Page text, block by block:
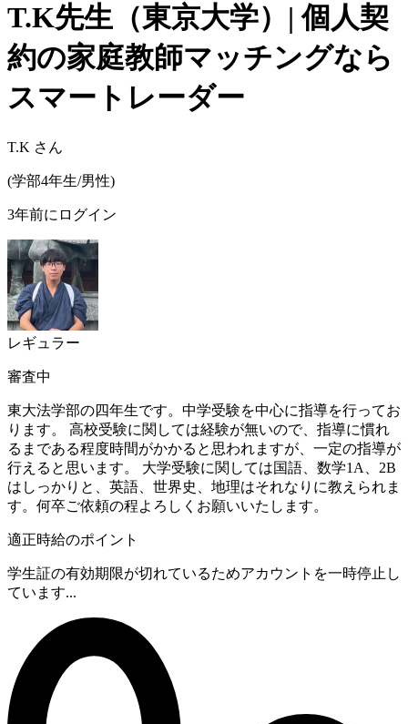
T.K先生（東京大学）| 個人契
約の家庭教師マッチングなら
スマートレーダー
T.K さん
(学部4年生/男性)
3年前にログイン
レギュラー
審査中
東大法学部の四年生です。中学受験を中心に指導を行ってお
ります。 高校受験に関しては経験が無いので、指導に慣れ
るまである程度時間がかかると思われますが、一定の指導が
行えると思います。 大学受験に関しては国語、数学1A、2B
はしっかりと、英語、世界史、地理はそれなりに教えられま
す。何卒ご依頼の程よろしくお願いいたします。
適正時給のポイント
学生証の有効期限が切れているためアカウントを一時停止し
ています...